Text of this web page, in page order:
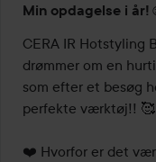
5
ud
af
5
Min opdagelse i
CERA IR Hotstyling
drømmer om en
som efter et besøg
perfekte værktøj!! 🥰
❤️ Hvorfor er det